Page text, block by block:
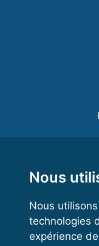
Nous
Nous
technologies
expérience